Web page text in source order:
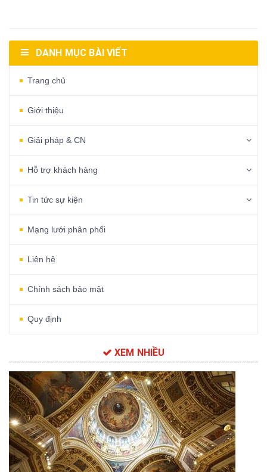
DANH MỤC BÀI VIẾT
Trang chủ
Giới thiệu
Giải pháp & CN
Hỗ trợ khách hàng
Tin tức sự kiện
Mạng lưới phân phối
Liên hệ
Chính sách bảo mật
Quy định
XEM NHIỀU